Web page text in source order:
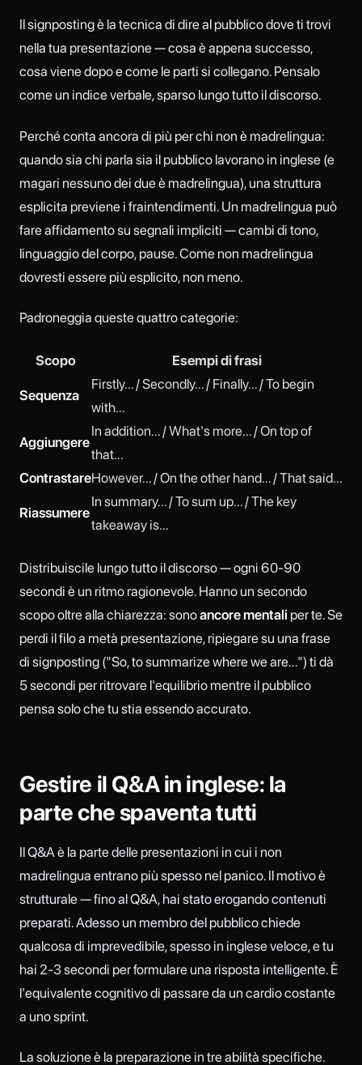
Il signposting è la tecnica di dire al pubblico dove ti trovi
nella tua presentazione — cosa è appena successo,
cosa viene dopo e come le parti si collegano. Pensalo
come un indice verbale, sparso lungo tutto il discorso.
Perché conta ancora di più per chi non è madrelingua:
quando sia chi parla sia il pubblico lavorano in inglese (e
magari nessuno dei due è madrelingua), una struttura
esplicita previene i fraintendimenti. Un madrelingua può
fare affidamento su segnali impliciti — cambi di tono,
linguaggio del corpo, pause. Come non madrelingua
dovresti essere più esplicito, non meno.
Padroneggia queste quattro categorie:
Scopo Esempi di frasi
Sequenza
Firstly... / Secondly... / Finally... / To begin
with...
Aggiungere
In addition... / What's more... / On top of
that...
ContrastareHowever... / On the other hand... / That said...
Riassumere
In summary... / To sum up... / The key
takeaway is...
Distribuiscile lungo tutto il discorso — ogni 60-90
secondi è un ritmo ragionevole. Hanno un secondo
scopo oltre alla chiarezza: sonoancore mentali per te. Se
perdi il filo a metà presentazione, ripiegare su una frase
di signposting ("So, to summarize where we are...") ti dà
5 secondi per ritrovare l'equilibrio mentre il pubblico
pensa solo che tu stia essendo accurato.
Gestire il Q&A in inglese: la
parte che spaventa tutti
Il Q&A è la parte delle presentazioni in cui i non
madrelingua entrano più spesso nel panico. Il motivo è
strutturale — fino al Q&A, hai stato erogando contenuti
preparati. Adesso un membro del pubblico chiede
qualcosa di imprevedibile, spesso in inglese veloce, e tu
hai 2-3 secondi per formulare una risposta intelligente. È
l'equivalente cognitivo di passare da un cardio costante
a uno sprint.
La soluzione è la preparazione in tre abilità specifiche.